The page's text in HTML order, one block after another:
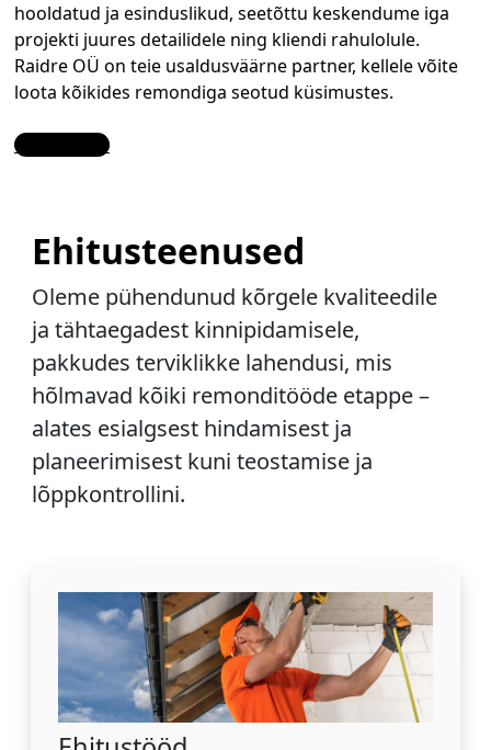
hooldatud ja esinduslikud, seetõttu keskendume iga
projekti juures detailidele ning kliendi rahulolule.
Raidre OÜ on teie usaldusväärne partner, kellele võite
loota kõikides remondiga seotud küsimustes.
Contact Us
Ehitusteenused
Oleme pühendunud kõrgele kvaliteedile
ja tähtaegadest kinnipidamisele,
pakkudes terviklikke lahendusi, mis
hõlmavad kõiki remonditööde etappe –
alates esialgsest hindamisest ja
planeerimisest kuni teostamise ja
lõppkontrollini.